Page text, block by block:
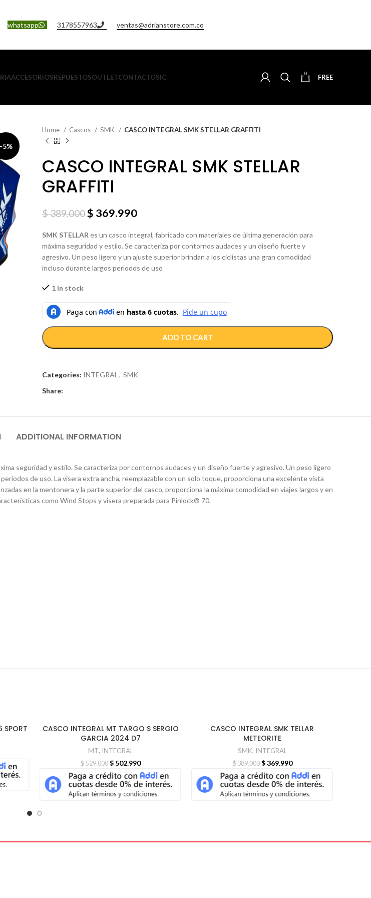
whatsapp 3178557963 ventas@adrianstore.com.co
ACCESORIOSREPUESTOSOUTLETCONTACTOSIC 0 FREE
-5%
Home Cascos SMK CASCO INTEGRAL SMK STELLAR GRAFFITI
CASCO INTEGRAL SMK STELLAR
GRAFFITI
$389.000$ 369.990
SMK STELLAR es un casco integral, fabricado con materiales de última generación para
máxima seguridad y estilo. Se caracteriza por contornos audaces y un diseño fuerte y
agresivo. Un peso ligero y un ajuste superior brindan a los ciclistas una gran comodidad
incluso durante largos períodos de uso
1 in stock
ADD TO CART
Categories: INTEGRAL , SMK
Share:
ADDITIONAL INFORMATION
seguridad y estilo. Se caracteriza por contornos audaces y un diseño fuerte y agresivo. Un peso ligero
de uso. La visera extra ancha, reemplazable con un solo toque, proporciona una excelente vista
en la mentonera y la parte superior del casco, proporciona la máxima comodidad en viajes largos y en
como Wind Stops y visera preparada para Pinlock® 70.
SPORT
CASCO INTEGRAL MT TARGO S SERGIO
GARCIA 2024 D7
MT, INTEGRAL
$529.000 $502.990
CASCO INTEGRAL SMK TELLAR
METEORITE
SMK, INTEGRAL
$389.000 $369.990